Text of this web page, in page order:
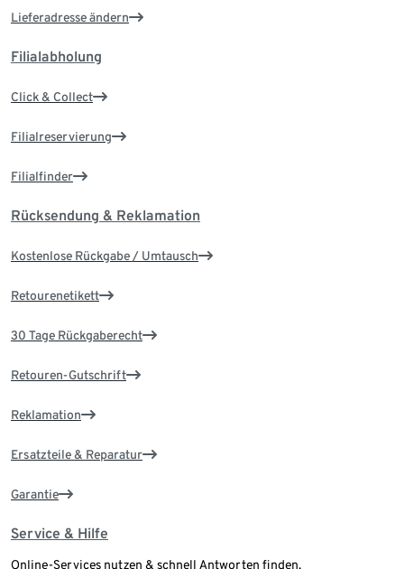
Lieferadresse ändern
Filialabholung
Click & Collect
Filialreservierung
Filialfinder
Rücksendung & Reklamation
Kostenlose Rückgabe / Umtausch
Retourenetikett
30 Tage Rückgaberecht
Retouren-Gutschrift
Reklamation
Ersatzteile & Reparatur
Garantie
Service & Hilfe
Online-Services nutzen & schnell Antworten finden.